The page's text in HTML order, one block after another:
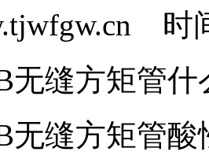
时
缝方矩管什
缝方矩管酸